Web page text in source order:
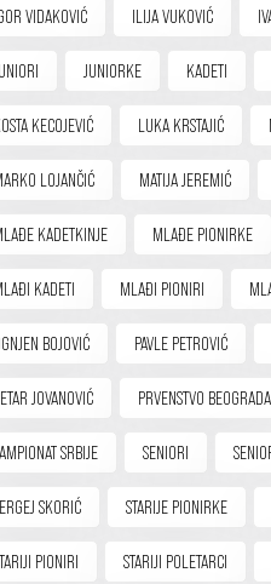
VIDAKOVIĆ ILIJA VUKOVIĆ
JUNIORKE KADETI
KECOJEVIĆ LUKA KRSTAJIĆ
LOJANČIĆ MATIJA JEREMIĆ
KADETKINJE MLAĐE PIONIRKE
KADETI MLAĐI PIONIRI
BOJOVIĆ PAVLE PETROVIĆ
JOVANOVIĆ PRVENSTVO BEOGRADA
SRBIJE SENIORI
SKORIĆ STARIJE PIONIRKE
PIONIRI STARIJI POLETARCI